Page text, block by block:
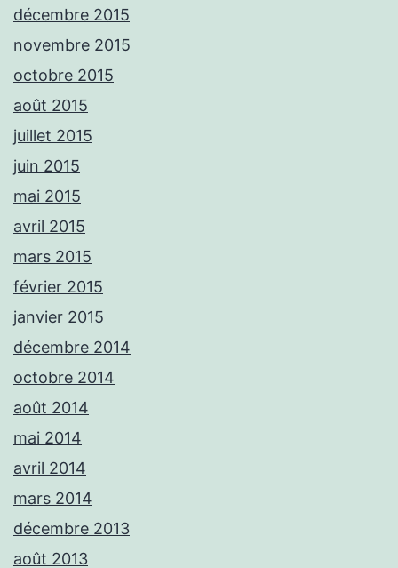
décembre 2015
novembre 2015
octobre 2015
août 2015
juillet 2015
juin 2015
mai 2015
avril 2015
mars 2015
février 2015
janvier 2015
décembre 2014
octobre 2014
août 2014
mai 2014
avril 2014
mars 2014
décembre 2013
août 2013